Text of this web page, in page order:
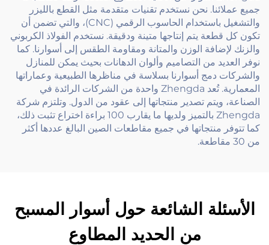
جميع عملائنا. نحن نستخدم تقنيات متقدمة مثل القطع بالليزر
والتشغيل باستخدام الحاسوب الرقمي (CNC)، والتي تضمن أن
تكون كل قطعة يتم إنتاجها متينة ودقيقة. نستخدم الفولاذ الكربوني
والزنك لإضافة الوزن والمتانة ومقاومة الطقس إلى أسوارنا. كما
نوفر العديد من التصاميم وألوان الدهانات بحيث يمكن للمنازل
والشركات دمج أسوارنا بسلاسة في مناظرها الطبيعية وعماراتها
المعمارية. تُعد Zhengda واحدة من الشركات الرائدة في
الصناعة، ويتم تصدير منتجاتها إلى عقود من الدول. وتلتزم شركة
Zhengda بالتميز ولديها ما يقارب 100 براءة اختراع تثبت ذلك،
كما تتوفر منتجاتها في جميع مقاطعات الصين البالغ عددها أكثر
من 30 مقاطعة.
الأسئلة الشائعة حول أسوار المسبح
من الحديد المطاوع